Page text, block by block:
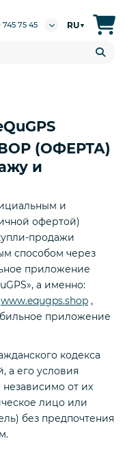
745 75 45 RU▼
(ОФЕРТА)
и
и
офертой)
продажи
способом через
приложение
а именно:
www.equgps.shop ,
приложение
кодекса
а его условия
от их
лицо или
без предпочтения